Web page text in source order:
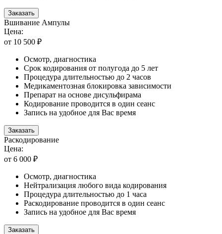
Заказать
Вшивание Ампулы
Цена:
от 10 500 ₽
Осмотр, диагностика
Срок кодирования от полугода до 5 лет
Процедура длительностью до 2 часов
Медикаментозная блокировка зависимости
Препарат на основе дисульфирама
Кодирование проводится в один сеанс
Запись на удобное для Вас время
Заказать
Раскодирование
Цена:
от 6 000 ₽
Осмотр, диагностика
Нейтрализация любого вида кодирования
Процедура длительностью до 1 часа
Раскодирование проводится в один сеанс
Запись на удобное для Вас время
Заказать